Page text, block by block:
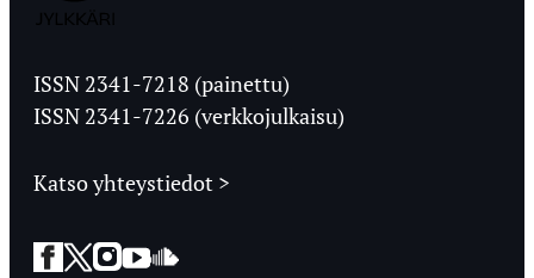
Ylioppilaslehti
ISSN 2341-7218 (painettu)
ISSN 2341-7226 (verkkojulkaisu)
Katso yhteystiedot >
Facebook
Twitter
Instagram
YouTube
SoundCloud